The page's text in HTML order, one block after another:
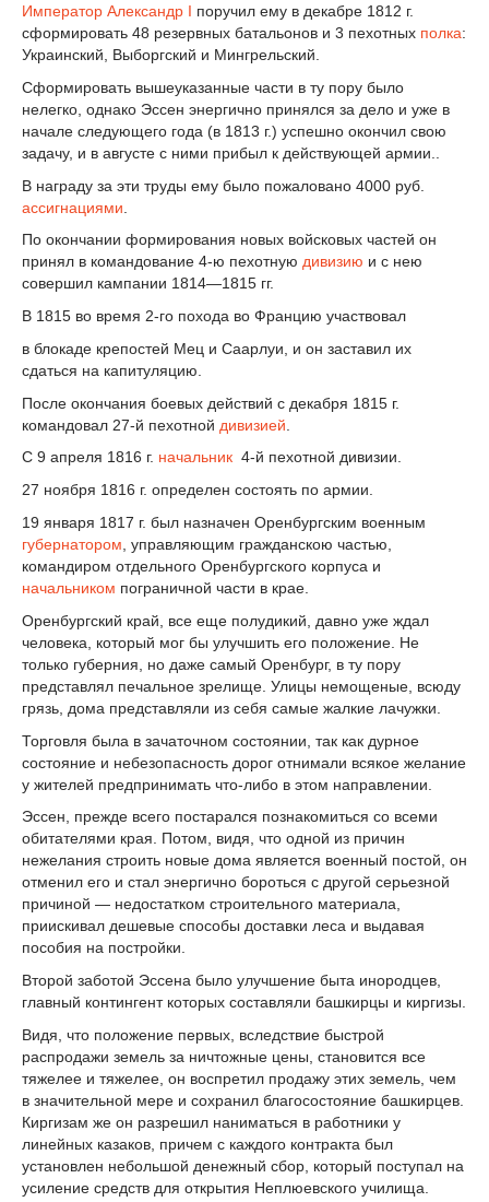
Император Александр I поручил ему в декабре 1812 г.
сформировать 48 резервных батальонов и 3 пехотных полка:
Украинский, Выборгский и Мингрельский.
Сформировать вышеуказанные части в ту пору было
нелегко, однако Эссен энергично принялся за дело и уже в
начале следующего года (в 1813 г.) успешно окончил свою
задачу, и в августе с ними прибыл к действующей армии..
В награду за эти труды ему было пожаловано 4000 руб.
ассигнациями
По окончании формирования новых войсковых частей он
принял в командование 4-ю пехотную дивизию и с нею
совершил кампании 1814—1815 гг.
В 1815 во время 2-го похода во Францию участвовал
в блокаде крепостей Мец и Саарлуи, и он заставил их
сдаться на капитуляцию.
После окончания боевых действий с декабря 1815 г.
командовал 27-й пехотной дивизией
С 9 апреля 1816 г. начальник 4-й пехотной дивизии.
27 ноября 1816 г. определен состоять по армии.
19 января 1817 г. был назначен Оренбургским военным
губернатором , управляющим гражданскою частью,
командиром отдельного Оренбургского корпуса и
начальником пограничной части в крае.
Оренбургский край, все еще полудикий, давно уже ждал
человека, который мог бы улучшить его положение. Не
только губерния, но даже самый Оренбург, в ту пору
представлял печальное зрелище. Улицы немощеные, всюду
грязь, дома представляли из себя самые жалкие лачужки.
Торговля была в зачаточном состоянии, так как дурное
состояние и небезопасность дорог отнимали всякое желание
у жителей предпринимать что-либо в этом направлении.
Эссен, прежде всего постарался познакомиться со всеми
обитателями края. Потом, видя, что одной из причин
нежелания строить новые дома является военный постой, он
отменил его и стал энергично бороться с другой серьезной
причиной — недостатком строительного материала,
приискивал дешевые способы доставки леса и выдавая
пособия на постройки.
Второй заботой Эссена было улучшение быта инородцев,
главный контингент которых составляли башкирцы и киргизы.
Видя, что положение первых, вследствие быстрой
распродажи земель за ничтожные цены, становится все
тяжелее и тяжелее, он воспретил продажу этих земель, чем
в значительной мере и сохранил благосостояние башкирцев.
Киргизам же он разрешил наниматься в работники у
линейных казаков, причем с каждого контракта был
установлен небольшой денежный сбор, который поступал на
усиление средств для открытия Неплюевского училища.